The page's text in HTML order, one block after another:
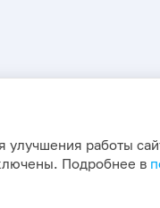
работы
Подробнее в